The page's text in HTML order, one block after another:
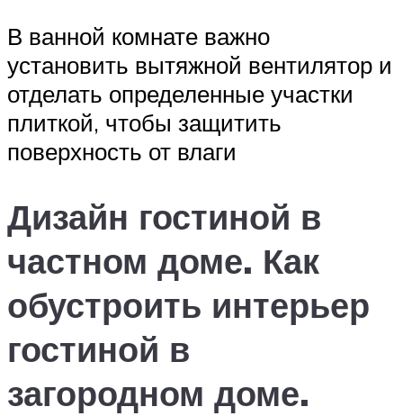
В ванной комнате важно
установить вытяжной вентилятор и
отделать определенные участки
плиткой, чтобы защитить
поверхность от влаги
Дизайн гостиной в
частном доме. Как
обустроить интерьер
гостиной в
загородном доме.